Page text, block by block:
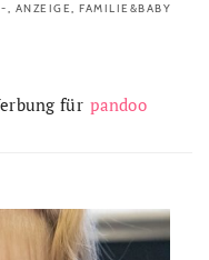
-, ANZEIGE, FAMILIE&BABY
für pandoo